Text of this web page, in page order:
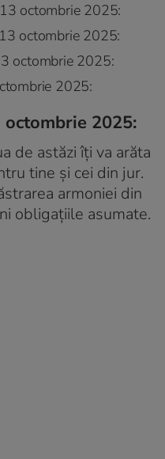
octombrie 2025:
octombrie 2025:
octombrie 2025:
2025:
octombrie 2025:
de astăzi îți va arăta
tine și cei din jur.
armoniei din
obligațiile asumate.